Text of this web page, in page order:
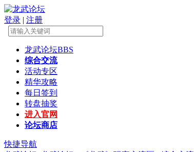
登录 | 注册
龙武论坛BBS
综合交流
活动专区
精华攻略
每日签到
转盘抽奖
进入官网
论坛商店
快捷导航